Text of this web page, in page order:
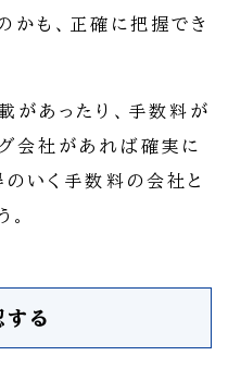
かも、正確に把握でき
があったり、手数料が
会社があれば確実に
のいく手数料の会社と
る